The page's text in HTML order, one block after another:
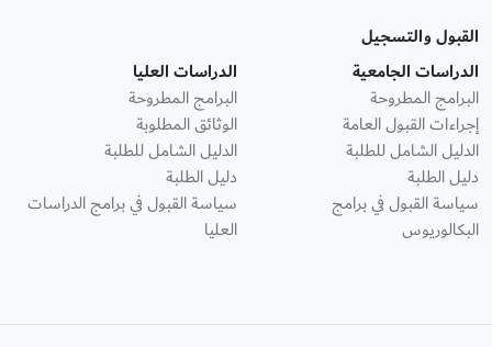
القبول والتسجيل
الدراسات الجامعية
البرامج المطروحة
إجراءات القبول العامة
الدليل الشامل للطلبة
دليل الطلبة
سياسة القبول في برامج
البكالوريوس
الدراسات العليا
البرامج المطروحة
الوثائق المطلوبة
الدليل الشامل للطلبة
دليل الطلبة
سياسة القبول في برامج الدراسات
العليا